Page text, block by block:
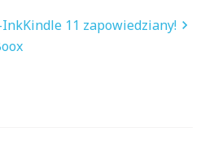
InkKindle 11 zapowiedziany!